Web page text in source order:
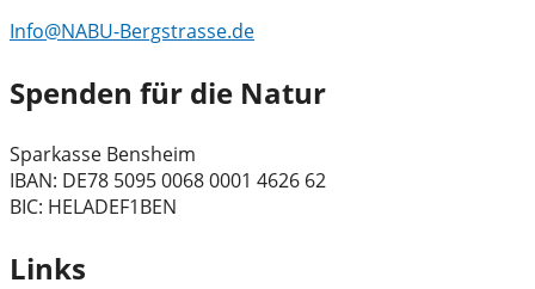
Info@NABU-Bergstrasse.de
Spenden für die Natur
Sparkasse Bensheim
IBAN: DE78 5095 0068 0001 4626 62
BIC: HELADEF1BEN
Links